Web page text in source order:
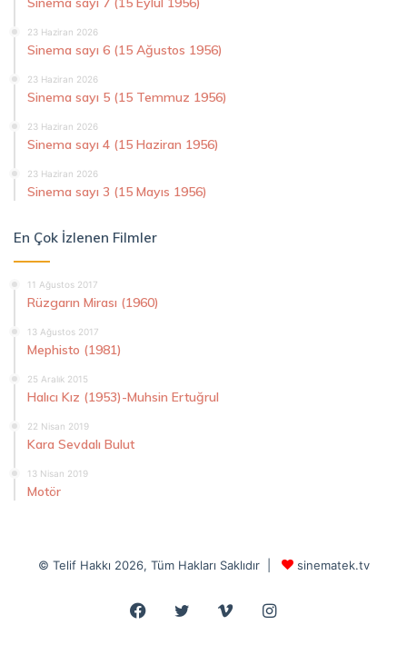
23 Haziran 2026
Sinema sayı 6 (15 Ağustos 1956)
23 Haziran 2026
Sinema sayı 5 (15 Temmuz 1956)
23 Haziran 2026
Sinema sayı 4 (15 Haziran 1956)
23 Haziran 2026
Sinema sayı 3 (15 Mayıs 1956)
En Çok İzlenen Filmler
11 Ağustos 2017
Rüzgarın Mirası (1960)
13 Ağustos 2017
Mephisto (1981)
25 Aralık 2015
Halıcı Kız (1953)-Muhsin Ertuğrul
22 Nisan 2019
Kara Sevdalı Bulut
13 Nisan 2019
Motör
© Telif Hakkı 2026, Tüm Hakları Saklıdır | sinematek.tv
Facebook
Twitter VimeoInstagram